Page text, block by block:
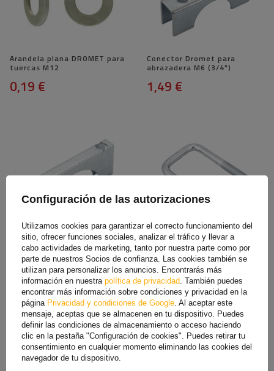
Arandela plana DROMET para
tuercas M12
0,19 €
Conector Dromet para
abrazadera M6 (3/4")
1,49 €
Conector Dromet para
abrazadera M10 (2 1/2")
2,59 €
U Perno M12 95/52/95
2,29 €
Configuración de las autorizaciones
Utilizamos cookies para garantizar el correcto funcionamiento del
sitio, ofrecer funciones sociales, analizar el tráfico y llevar a
cabo actividades de marketing, tanto por nuestra parte como por
parte de nuestros Socios de confianza. Las cookies también se
utilizan para personalizar los anuncios. Encontrarás más
información en nuestra política de privacidad . También puedes
encontrar más información sobre condiciones y privacidad en la
página Privacidad y condiciones de Google . Al aceptar este
mensaje, aceptas que se almacenen en tu dispositivo. Puedes
definir las condiciones de almacenamiento o acceso haciendo
clic en la pestaña "Configuración de cookies". Puedes retirar tu
consentimiento en cualquier momento eliminando las cookies del
navegador de tu dispositivo.